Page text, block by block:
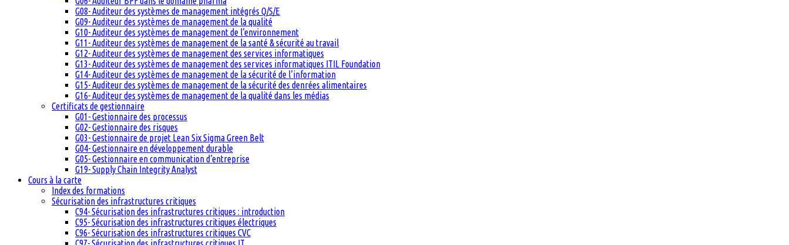
G08- Auditeur des systèmes de management intégrés Q/S/E
G09- Auditeur des systèmes de management de la qualité
G10- Auditeur des systèmes de management de l’environnement
G11- Auditeur des systèmes de management de la santé & sécurité au travail
G12- Auditeur des systèmes de management des services informatiques
G13- Auditeur des systèmes de management des services informatiques ITIL Foundation
G14- Auditeur des systèmes de management de la sécurité de l’information
G15- Auditeur des systèmes de management de la sécurité des denrées alimentaires
G16- Auditeur des systèmes de management de la qualité dans les médias
Certificats de gestionnaire
G01- Gestionnaire des processus
G02- Gestionnaire des risques
G03- Gestionnaire de projet Lean Six Sigma Green Belt
G04- Gestionnaire en développement durable
G05- Gestionnaire en communication d’entreprise
G19- Supply Chain Integrity Analyst
Cours à la carte
Index des formations
Sécurisation des infrastructures critiques
C94- Sécurisation des infrastructures critiques : introduction
C95- Sécurisation des infrastructures critiques électriques
C96- Sécurisation des infrastructures critiques CVC